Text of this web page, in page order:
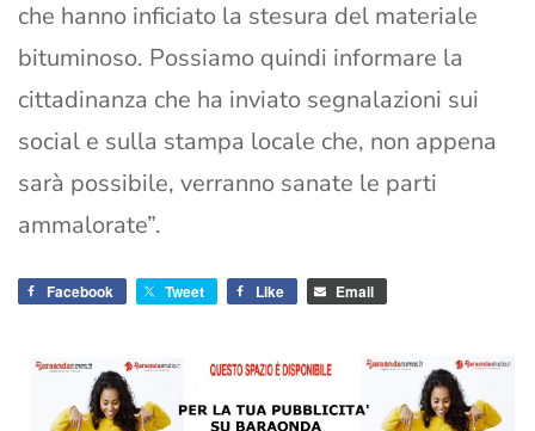
che hanno inficiato la stesura del materiale
bituminoso. Possiamo quindi informare la
cittadinanza che ha inviato segnalazioni sui
social e sulla stampa locale che, non appena
sarà possibile, verranno sanate le parti
ammalorate”.
Facebook Tweet Like Email